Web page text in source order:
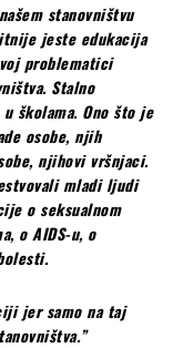
stanovništvu
jeste edukacija
problematici
Stalno
školama. Ono što je
osobe, njih
njihovi vršnjaci.
mladi ljudi
o seksualnom
o AIDS-u, o
jer samo na taj